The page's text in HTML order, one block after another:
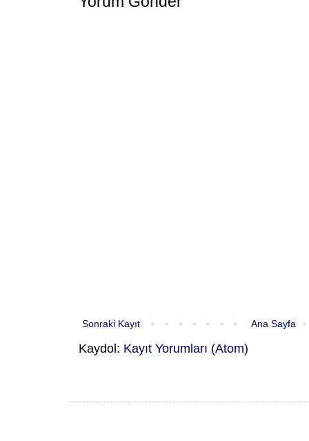
Sonraki Kayıt Ana Sayfa
Kaydol: Kayıt Yorumları (Atom)